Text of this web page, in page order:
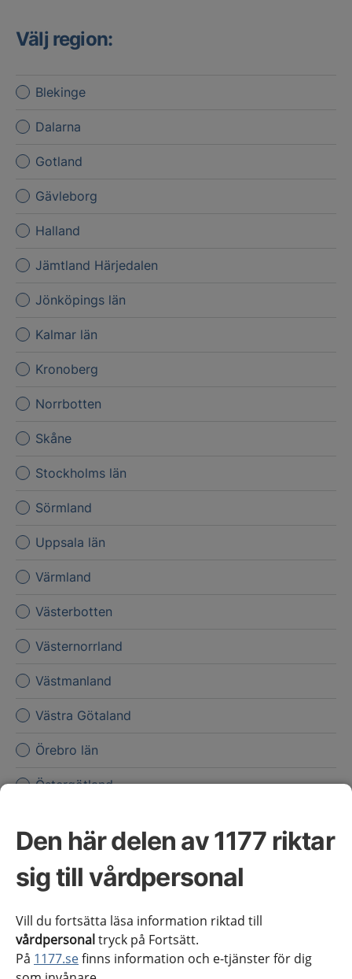
Den här delen av 1177 riktar
sig till vårdpersonal
Vill du fortsätta läsa information riktad till
vårdpersonaltryck på Fortsätt.
På 1177.sefinns information och e-tjänster för dig
Välj region:
Blekinge
Dalarna
Gotland
Gävleborg
Halland
Jämtland Härjedalen
Jönköpings län
Kalmar län
Kronoberg
Norrbotten
Skåne
Stockholms län
Sörmland
Uppsala län
Värmland
Västerbotten
Västernorrland
Västmanland
Västra Götaland
Örebro län
Östergötland
Obs! Detta val innebär att du inte ser regionalt innehåll
för vårdpersonal